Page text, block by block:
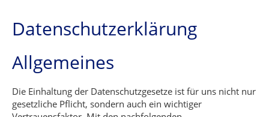
Datenschutzerklärung
Allgemeines
Die Einhaltung der Datenschutzgesetze ist für uns nicht nur
gesetzliche Pflicht, sondern auch ein wichtiger